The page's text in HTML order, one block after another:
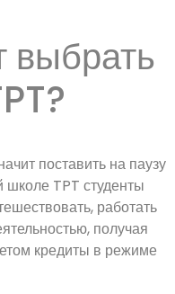
выбрать
поставить на паузу
TPT студенты
работать
получая
кредиты в режиме